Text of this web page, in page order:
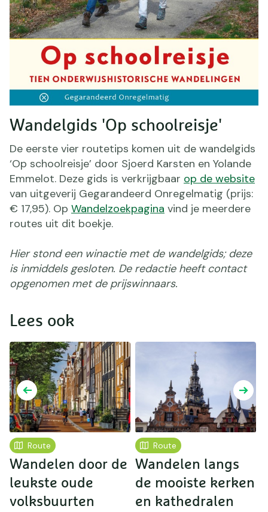
Wandelgids 'Op schoolreisje'
De eerste vier routetips komen uit de wandelgids
‘Op schoolreisje’ door Sjoerd Karsten en Yolande
Emmelot. Deze gids is verkrijgbaar op de website
van uitgeverij Gegarandeerd Onregelmatig (prijs:
€ 17,95). Op Wandelzoekpagina vind je meerdere
routes uit dit boekje.
Hier stond een winactie met de wandelgids; deze
is inmiddels gesloten. De redactie heeft contact
opgenomen met de prijswinnaars.
Lees ook
Route
Wandelen door de
leukste oude
volksbuurten
Route
Wandelen langs
de mooiste kerken
en kathedralen